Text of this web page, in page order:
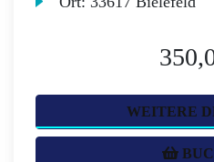
WEITERE